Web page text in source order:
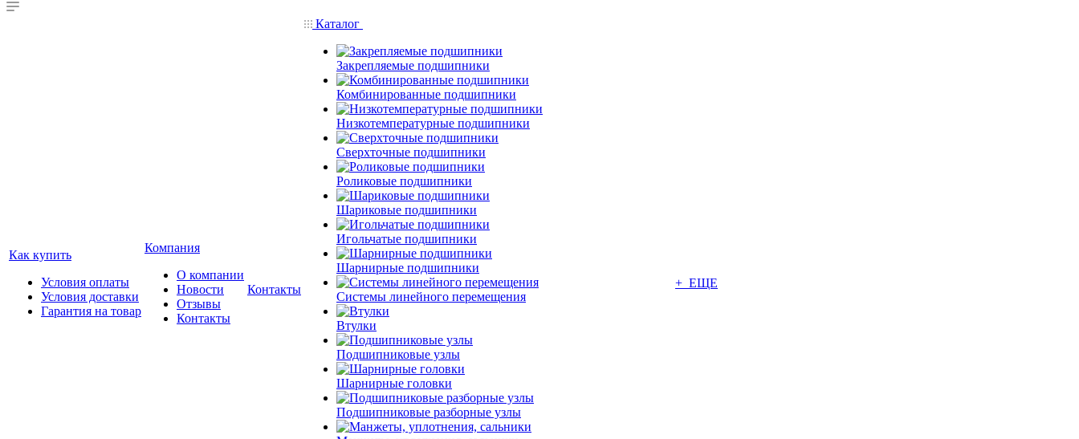
Как купить
Условия оплаты
Условия доставки
Гарантия на товар
Компания
О компании
Новости
Отзывы
Контакты
Контакты
Каталог
Закрепляемые подшипники
Комбинированные подшипники
Низкотемпературные подшипники
Сверхточные подшипники
Роликовые подшипники
Шариковые подшипники
Игольчатые подшипники
Шарнирные подшипники
Системы линейного перемещения
Втулки
Подшипниковые узлы
Шарнирные головки
Подшипниковые разборные узлы
+ ЕЩЕ